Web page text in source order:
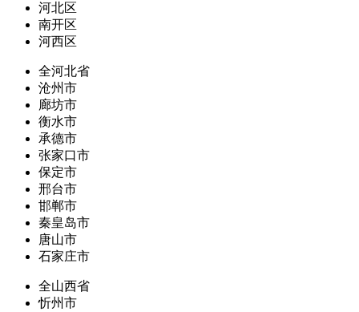
河北区
南开区
河西区
全河北省
沧州市
廊坊市
衡水市
承德市
张家口市
保定市
邢台市
邯郸市
秦皇岛市
唐山市
石家庄市
全山西省
忻州市